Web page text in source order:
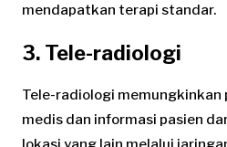
mendapatkan terapi standar.
3. Tele-radiologi
Tele-radiologi memungkinkan
medis dan informasi pasien